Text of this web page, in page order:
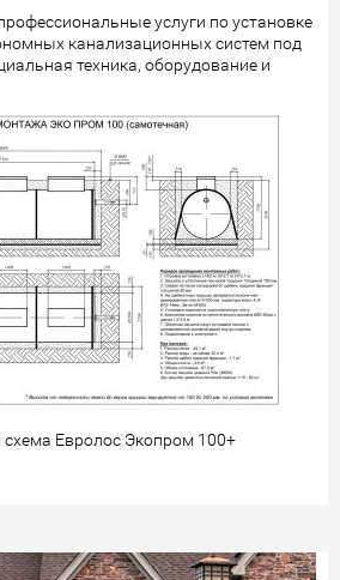
услуги по установке
канализационных систем под
техника, оборудование и
Евролос Экопром 100+